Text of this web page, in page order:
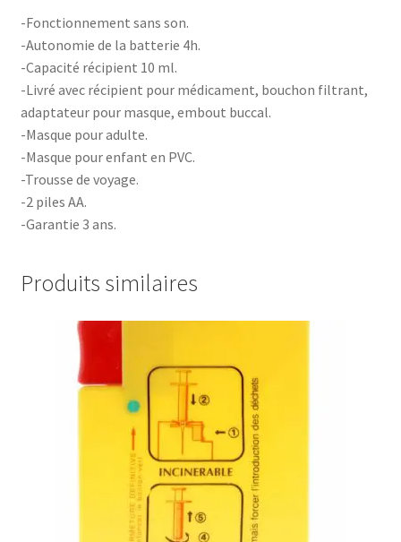
-Fonctionnement sans son.
-Autonomie de la batterie 4h.
-Capacité récipient 10 ml.
-Livré avec récipient pour médicament, bouchon filtrant,
adaptateur pour masque, embout buccal.
-Masque pour adulte.
-Masque pour enfant en PVC.
-Trousse de voyage.
-2 piles AA.
-Garantie 3 ans.
Produits similaires